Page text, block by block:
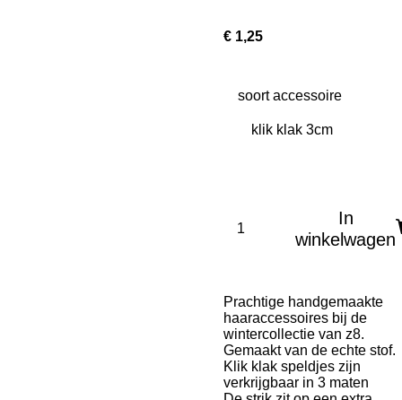
€ 1,25
soort accessoire
In
winkelwagen
Prachtige handgemaakte
haaraccessoires bij de
wintercollectie van z8.
Gemaakt van de echte stof.
Klik klak speldjes zijn
verkrijgbaar in 3 maten